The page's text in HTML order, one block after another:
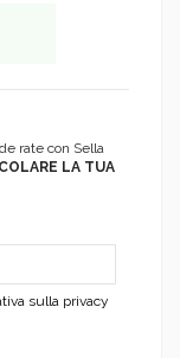
rate con Sella
LA TUA
sulla privacy